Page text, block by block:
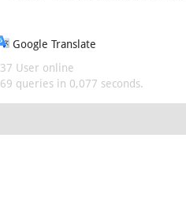
Google Translate
37 User online
69 queries in 0,077 seconds.